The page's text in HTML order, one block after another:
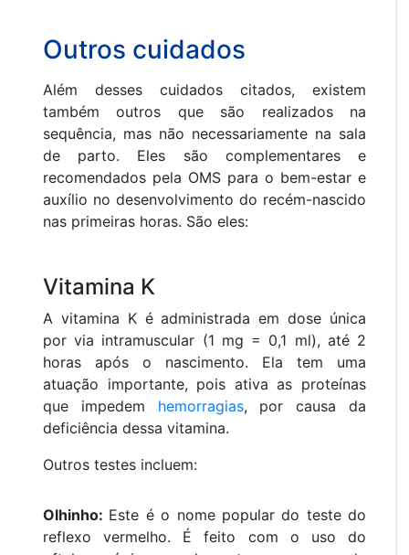
Outros cuidados
Além desses cuidados citados, existem
também outros que são realizados na
sequência, mas não necessariamente na sala
de parto. Eles são complementares e
recomendados pela OMS para o bem-estar e
auxílio no desenvolvimento do recém-nascido
nas primeiras horas. São eles:
Vitamina K
A vitamina K é administrada em dose única
por via intramuscular (1 mg = 0,1 ml), até 2
horas após o nascimento. Ela tem uma
atuação importante, pois ativa as proteínas
que impedem hemorragias, por causa da
deficiência dessa vitamina.
Outros testes incluem:
Olhinho: Este é o nome popular do teste do
reflexo vermelho. É feito com o uso do